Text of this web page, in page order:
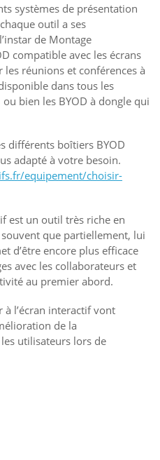
systèmes de présentation
outil a ses
de Montage
compatible avec les écrans
les réunions et conférences à
dans tous les
bien les BYOD à dongle qui
différents boîtiers BYOD
adapté à votre besoin.
equipement/choisir-
est un outil très riche en
que partiellement, lui
d’être encore plus efficace
avec les collaborateurs et
au premier abord.
à l’écran interactif vont
de la
utilisateurs lors de